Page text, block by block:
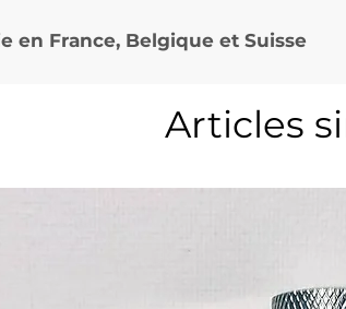
en France, Belgique et Suisse
Articles